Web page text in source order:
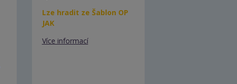
Lze hradit ze Šablon OP
JAK
Více informací